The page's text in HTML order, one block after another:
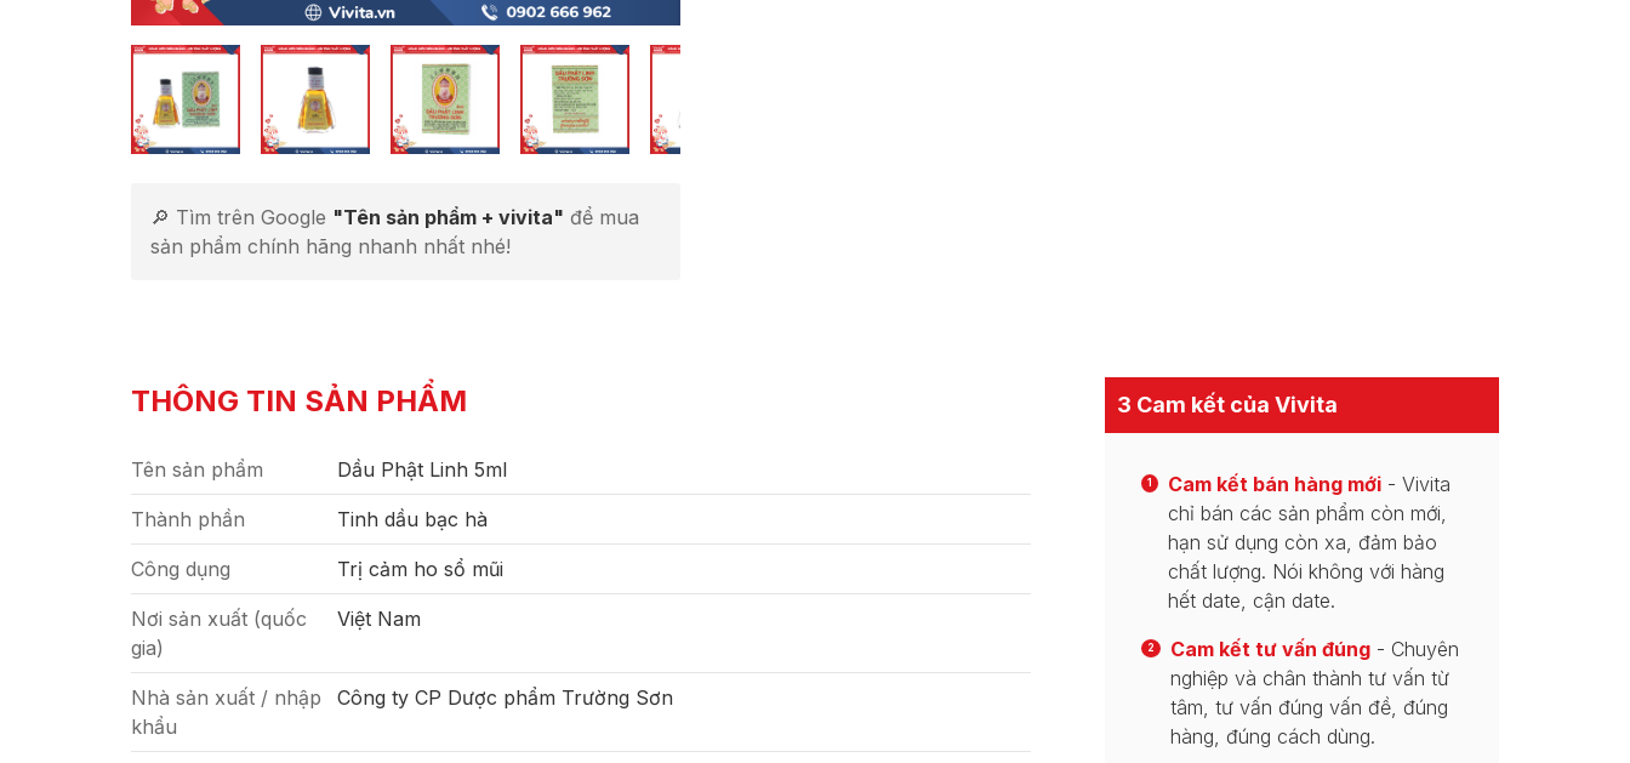
🔎 Tìm trên Google "Tên sản phẩm + vivita" để mua
sản phẩm chính hãng nhanh nhất nhé!
THÔNG TIN SẢN PHẨM
Tên sản phẩm Dầu Phật Linh 5ml
Thành phần Tinh dầu bạc hà
Công dụng Trị cảm ho sổ mũi
Nơi sản xuất (quốc
gia)
Việt Nam
Nhà sản xuất / nhập
khẩu
Công ty CP Dược phẩm Trường Sơn
3 Cam kết của Vivita
1 Cam kết bán hàng mới - Vivita
chỉ bán các sản phẩm còn mới,
hạn sử dụng còn xa, đảm bảo
chất lượng. Nói không với hàng
hết date, cận date.
2 Cam kết tư vấn đúng - Chuyên
nghiệp và chân thành tư vấn từ
tâm, tư vấn đúng vấn đề, đúng
hàng, đúng cách dùng.